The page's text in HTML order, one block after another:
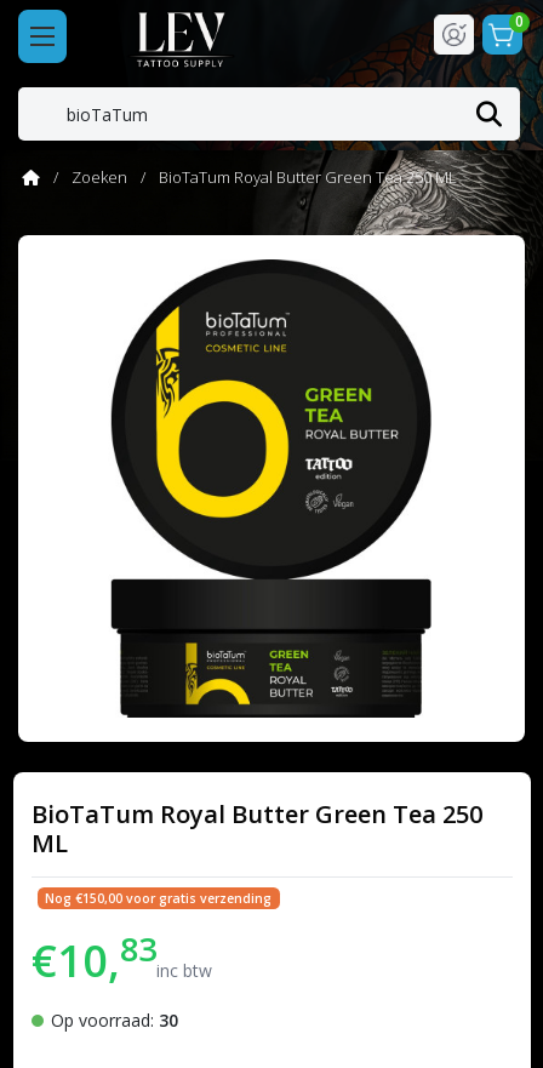
0
Zoeken BioTaTum Royal Butter Green Tea 250 ML
BioTaTum Royal Butter Green Tea 250
ML
Nog €150,00 voor gratis verzending
€10,83inc btw
Op voorraad: 30